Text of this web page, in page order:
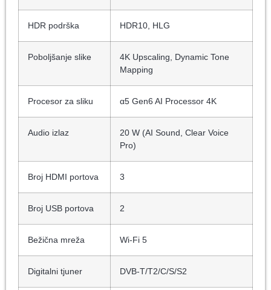
HDR podrška HDR10, HLG
Poboljšanje slike
4K Upscaling, Dynamic Tone
Mapping
Procesor za sliku α5 Gen6 AI Processor 4K
Audio izlaz
20 W (AI Sound, Clear Voice
Pro)
Broj HDMI portova 3
Broj USB portova 2
Bežična mreža Wi-Fi 5
Digitalni tjuner DVB-T/T2/C/S/S2